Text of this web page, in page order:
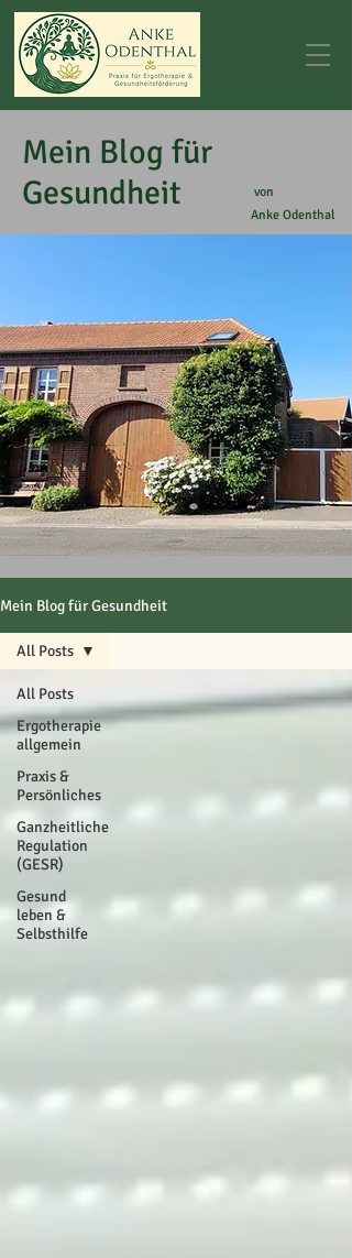
Mein Blog für
Gesundheit
von
Anke Odenthal
Mein Blog für Gesundheit
All Posts
Ergotherapie
allgemein
Praxis &
Persönliches
Ganzheitliche
Regulation
(GESR)
Gesund
leben &
Selbsthilfe
All Posts